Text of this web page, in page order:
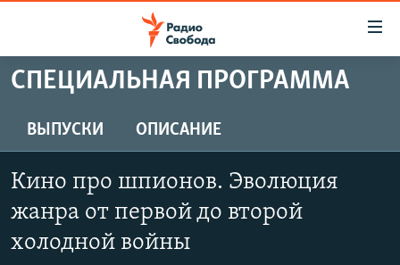
упрощенного
Вернуться
к
основному
содержанию
Вернутся
ПРОГРАММЫ
ПОДКАСТЫ
ЦИТАТЫ СВОБОДЫ
МНЕНИЯ
КУЛЬТУРА
СПЕЦИАЛЬНАЯ ПРОГРАММА
ВЫПУСКИ ОПИСАНИЕ
Кино про шпионов. Эволюция
жанра от первой до второй
холодной войны